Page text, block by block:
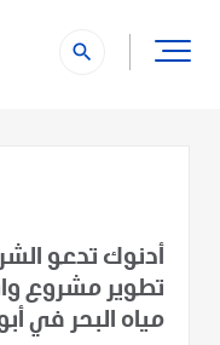
search
أدنوك تدعو
تطوير مشروع
مياه البحر في